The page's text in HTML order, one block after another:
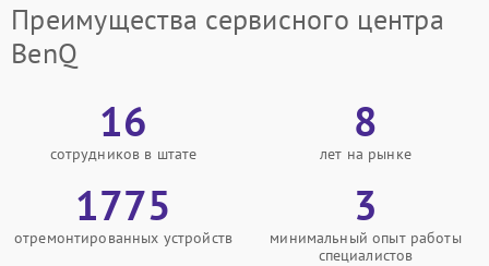
Преимущества сервисного центра
BenQ
16
сотрудников в штате
8
лет на рынке
1775
отремонтированных устройств
3
минимальный опыт работы
специалистов